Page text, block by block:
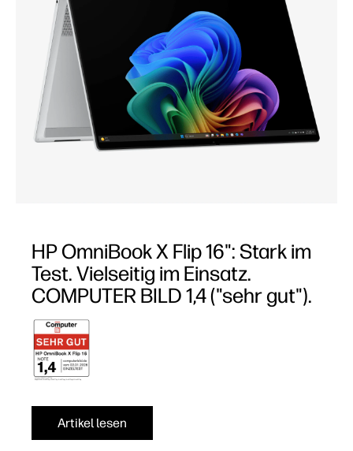
HP OmniBook X Flip 16": Stark im
Test. Vielseitig im Einsatz.
COMPUTER BILD 1,4 ("sehr gut").
Artikel lesen